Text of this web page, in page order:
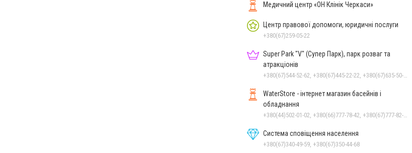
Медичний центр «ОН Клінік Черкаси»
Центр правової допомоги, юридичні послуги
+380(67)259-05-22
Super Park "V" (Супер Парк), парк розваг та
атракціонів
+380(67)544-52-62, +380(67)445-22-22, +380(67)635-50-50
WaterStore - інтернет магазин басейнів і
обладнання
+380(44)502-01-02, +380(66)777-78-42, +380(67)777-82-19, +380(67)890-80-80, +380(73)890-80-80, +380(44)502-01-03
Система сповіщення населення
+380(67)340-49-59, +380(67)350-44-68